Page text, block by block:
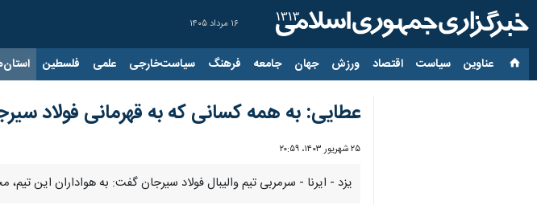
۱۶ مرداد ۱۴۰۵
عناوین‌ سیاست اقتصاد ورزش جهان جامعه فرهنگ سیاست‌خارجی علمی فلسطین
عطایی: به همه کسانی که به قهرمانی فولاد
۲۵ شهریور ۱۴۰۳، ۲۰:۵۹
یزد - ایرنا - سرمربی تیم والیبال فولاد سیرجان گفت: به هواداران این